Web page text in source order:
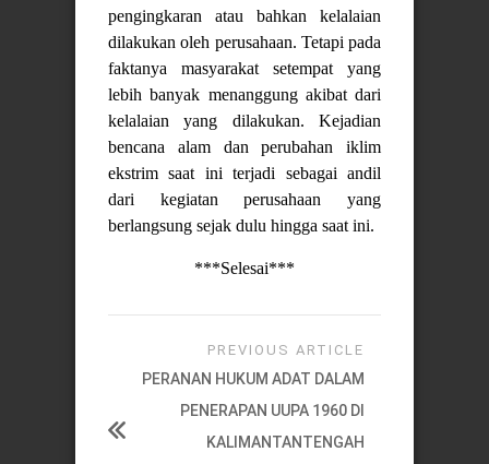
pengingkaran atau bahkan kelalaian
dilakukan oleh perusahaan. Tetapi pada
faktanya masyarakat setempat yang
lebih banyak menanggung akibat dari
kelalaian yang dilakukan. Kejadian
bencana alam dan perubahan iklim
ekstrim saat ini terjadi sebagai andil
dari kegiatan perusahaan yang
berlangsung sejak dulu hingga saat ini.
***Selesai***
PREVIOUS ARTICLE
PERANAN HUKUM ADAT DALAM
PENERAPAN UUPA 1960 DI
KALIMANTANTENGAH